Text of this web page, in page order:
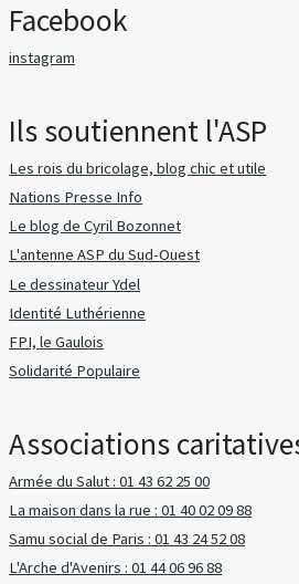
Facebook
instagram
Ils soutiennent l'ASP
Les rois du bricolage, blog chic et utile
Nations Presse Info
Le blog de Cyril Bozonnet
L'antenne ASP du Sud-Ouest
Le dessinateur Ydel
Identité Luthérienne
FPI, le Gaulois
Solidarité Populaire
Associations
Armée du Salut : 01 43 62 25 00
La maison dans la rue : 01 40 02 09 88
Samu social de Paris : 01 43 24 52 08
L'Arche d'Avenirs : 01 44 06 96 88